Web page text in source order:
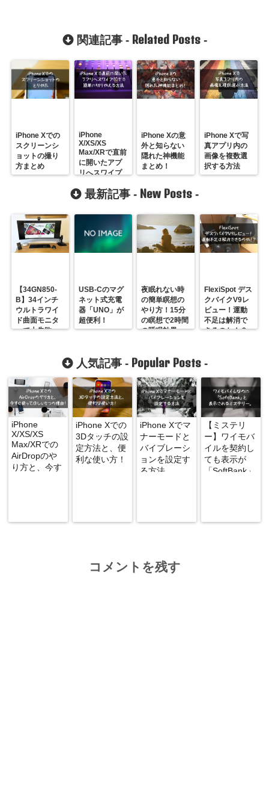
関連記事 - Related Posts-
iPhone Xでの
スクリーンシ
ョットの撮り
方まとめ
iPhone
X/XS/XS
Max/XRで直前
に開いたアプ
リへスワイプ
切り替える方
iPhone Xの意
外と知らない
隠れた神機能
まとめ！
iPhone Xで写
真アプリ内の
画像を複数選
択する方法
最新記事 - New Posts -
【34GN850-
B】34インチ
ウルトラワイ
ド曲面モニタ
ーで大失敗
USB-Cのマグ
ネット式充電
器「UNO」が
超便利！
夜眠れない時
の簡単瞑想の
やり方！15分
の瞑想で2時間
の睡眠効果
FlexiSpot デス
クバイクV9レ
ビュー！運動
不足は解消で
きるのか！？
人気記事 - Popular Posts-
iPhone
X/XS/XS
Max/XRでの
AirDropのや
り方と、今す
iPhone Xでの
3Dタッチの設
定方法と、便
利な使い方！
iPhone Xでマ
ナーモードと
バイブレーシ
ョンを設定す
る方法
【ミステリ
ー】ワイモバ
イルを契約し
ても表示が
「SoftBank」
コメントを残す